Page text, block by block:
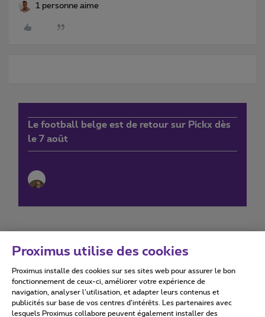
1 personne aime
Le football belge est de retour sur Pickx dès
le 7 août
Conditions d'utilisation Accessibility statement
Proximus utilise des cookies
Proximus installe des cookies sur ses sites web pour assurer le bon
fonctionnement de ceux-ci, améliorer votre expérience de
navigation, analyser l’utilisation, et adapter leurs contenus et
publicités sur base de vos centres d’intérêts. Les partenaires avec
lesquels Proximus collabore peuvent également installer des